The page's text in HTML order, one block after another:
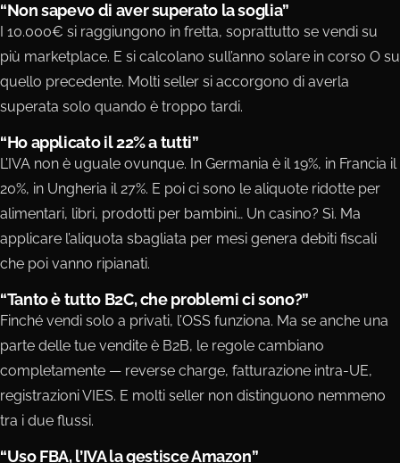
“Non sapevo di aver superato la soglia”
I 10.000€ si raggiungono in fretta, soprattutto se vendi su
più marketplace. E si calcolano sull’anno solare in corso O su
quello precedente. Molti seller si accorgono di averla
superata solo quando è troppo tardi.
“Ho applicato il 22% a tutti”
L’IVA non è uguale ovunque. In Germania è il 19%, in Francia il
20%, in Ungheria il 27%. E poi ci sono le aliquote ridotte per
alimentari, libri, prodotti per bambini… Un casino? Sì. Ma
applicare l’aliquota sbagliata per mesi genera debiti fiscali
che poi vanno ripianati.
“Tanto è tutto B2C, che problemi ci sono?”
Finché vendi solo a privati, l’OSS funziona. Ma se anche una
parte delle tue vendite è B2B, le regole cambiano
completamente — reverse charge, fatturazione intra-UE,
registrazioni VIES. E molti seller non distinguono nemmeno
tra i due flussi.
“Uso FBA, l’IVA la gestisce Amazon”